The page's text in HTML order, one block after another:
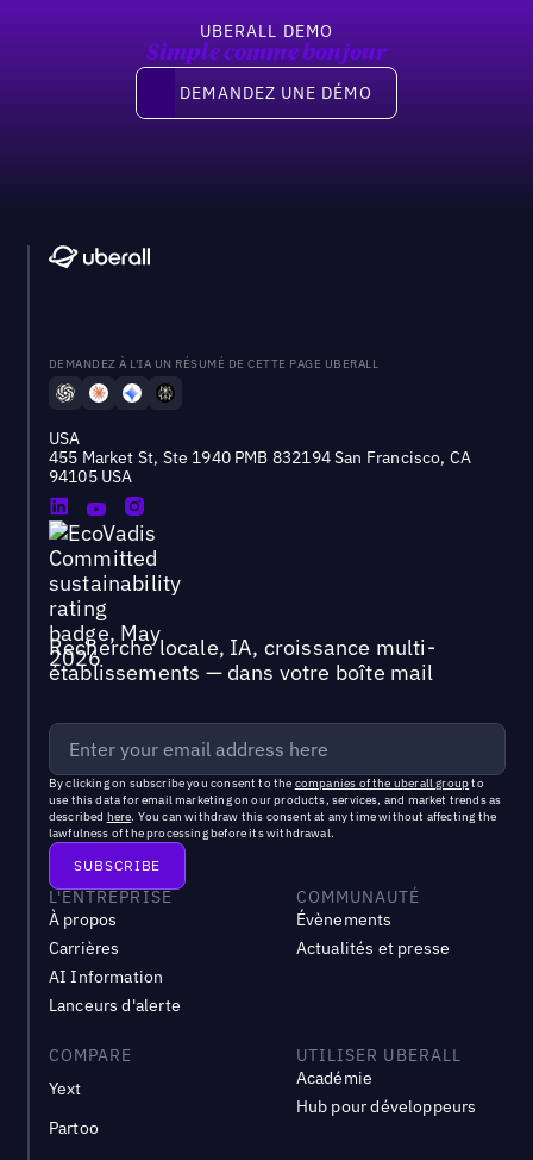
UBERALL DEMO
Simple comme bonjour
Demandez une démo
DEMANDEZ UNE DÉMO
DEMANDEZ À L'IA UN RÉSUMÉ DE CETTE PAGE UBERALL
USA
455 Market St, Ste 1940 PMB 832194 San Francisco, CA
94105 USA
Recherche locale, IA, croissance multi-
établissements — dans votre boîte mail
By clicking on subscribe you consent to the companies of the uberall groupto
use this data for email marketing on our products, services, and market trends as
described here. You can withdraw this consent at any time without affecting the
lawfulness of the processing before its withdrawal.
L'ENTREPRISE
À propos
Carrières
AI Information
Lanceurs d'alerte
COMMUNAUTÉ
Évènements
Actualités et presse
COMPARE
Yext
Partoo
UTILISER UBERALL
Académie
Hub pour développeurs